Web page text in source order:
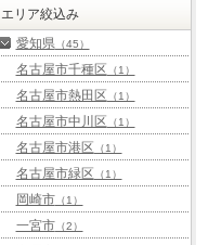
エリア絞込み
愛知県 （45）
名古屋市千種区 （1）
名古屋市熱田区 （1）
名古屋市中川区 （1）
名古屋市港区 （1）
名古屋市緑区 （1）
岡崎市（1）
一宮市（2）